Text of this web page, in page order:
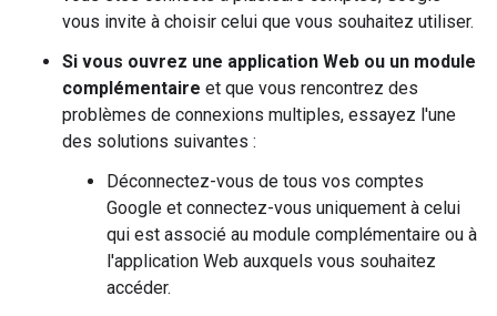
vous invite à choisir celui que vous souhaitez utiliser.
Si vous ouvrez une application Web ou un module
complémentaire et que vous rencontrez des
problèmes de connexions multiples, essayez l'une
des solutions suivantes :
Déconnectez-vous de tous vos comptes
Google et connectez-vous uniquement à celui
qui est associé au module complémentaire ou à
l'application Web auxquels vous souhaitez
accéder.